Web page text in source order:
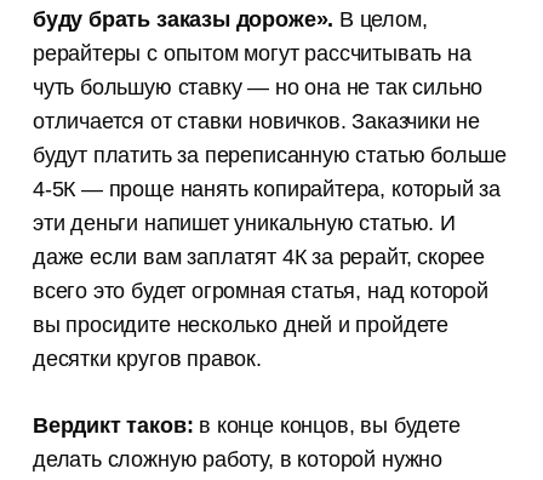
буду брать заказы дороже». В целом,
рерайтеры с опытом могут рассчитывать на
чуть большую ставку — но она не так сильно
отличается от ставки новичков. Заказчики не
будут платить за переписанную статью больше
4-5К — проще нанять копирайтера, который за
эти деньги напишет уникальную статью. И
даже если вам заплатят 4К за рерайт, скорее
всего это будет огромная статья, над которой
вы просидите несколько дней и пройдете
десятки кругов правок.
Вердикт таков: в конце концов, вы будете
делать сложную работу, в которой нужно